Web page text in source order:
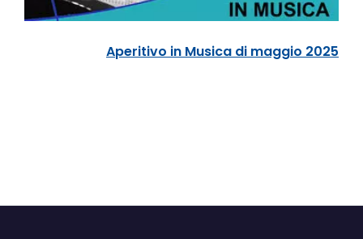
Aperitivo in Musica di maggio 2025